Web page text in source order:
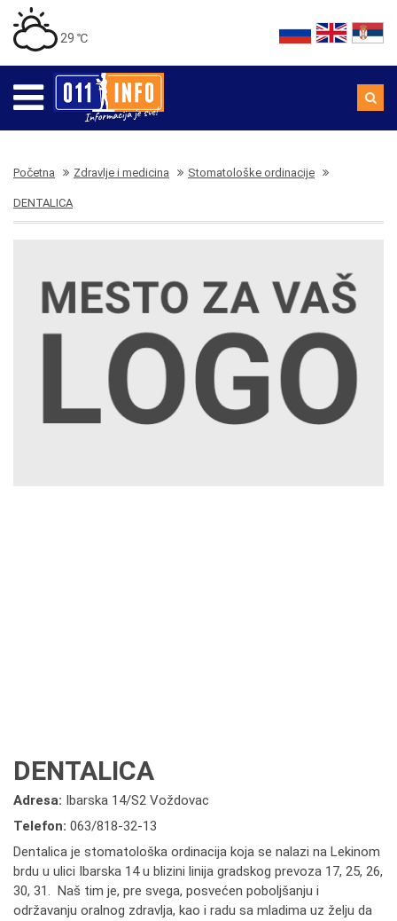
29 ℃
Početna Zdravlje i medicina Stomatološke ordinacije
DENTALICA
DENTALICA
Adresa: Ibarska 14/S2 Voždovac
Telefon: 063/818-32-13
Dentalica je stomatološka ordinacija koja se nalazi na Lekinom
brdu u ulici Ibarska 14 u blizini linija gradskog prevoza 17, 25, 26,
30, 31. Naš tim je, pre svega, posvećen poboljšanju i
održavanju oralnog zdravlja, kao i radu sa mladima uz želju da